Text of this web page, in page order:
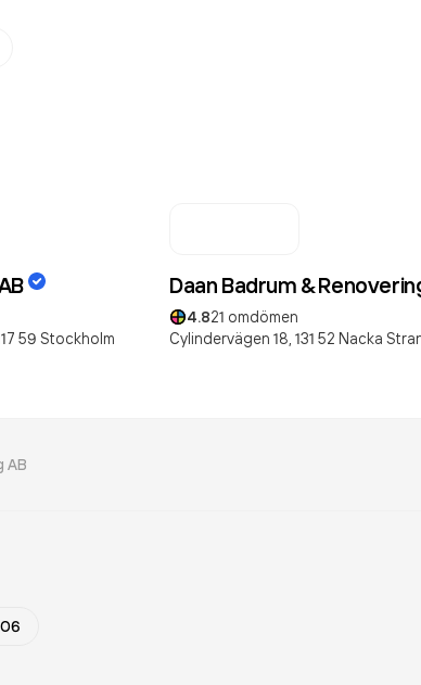
59 Stockholm
Daan Badrum &
4.821 omdömen
Cylindervägen 18, 131 52 Nacka
AB